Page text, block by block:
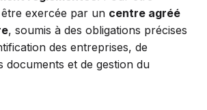
exercée par un centre agréé
, soumis à des obligations précises
des entreprises, de
documents et de gestion du